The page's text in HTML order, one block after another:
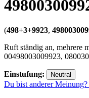
(498+3+9923,
Ruft ständig an, mehrere
00498003009923,
Einstufung: Neutral
Du bist anderer